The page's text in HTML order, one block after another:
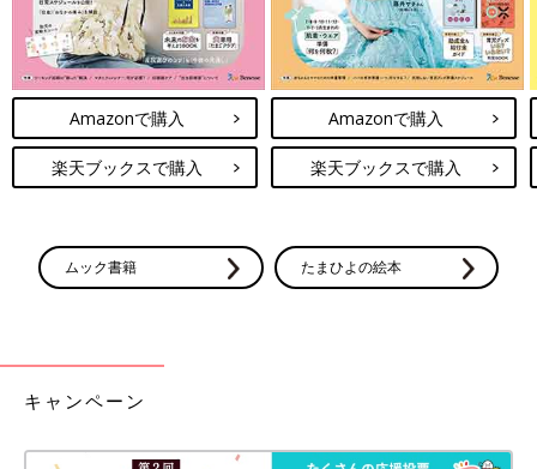
Amazonで購入
楽天ブックスで購入
Amazonで購入
楽天ブックスで購入
ムック書籍 たまひよの絵本
キャンペーン